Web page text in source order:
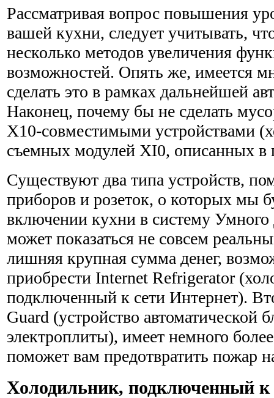
Рассматривая вопрос повышения
вашей кухни, следует учитывать,
несколько методов увеличения
возможностей. Опять же, имеется
сделать это в рамках дальнейшей
Наконец, почему бы не сделать
Х10-совместимыми устройствами
съемных модулей XI0, описанных в
Существуют два типа устройств,
приборов и розеток, о которых мы
включении кухни в систему
может показаться не совсем
лишняя крупная сумма денег,
приобрести Internet Refrigerator
подключенный к сети Интернет).
Guard (устройство авто­матической
электроплиты), имеет немного
поможет вам предотвратить пожар
Холодильник, подключенный к